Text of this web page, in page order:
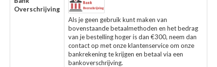
Overschrijving
Als je geen gebruik kunt maken van
bovenstaande betaalmethoden en het bedrag
van je bestelling hoger is dan €300, neem dan
contact op met onze klantenservice om onze
bankrekening te krijgen en betaal via een
bankoverschrijving.